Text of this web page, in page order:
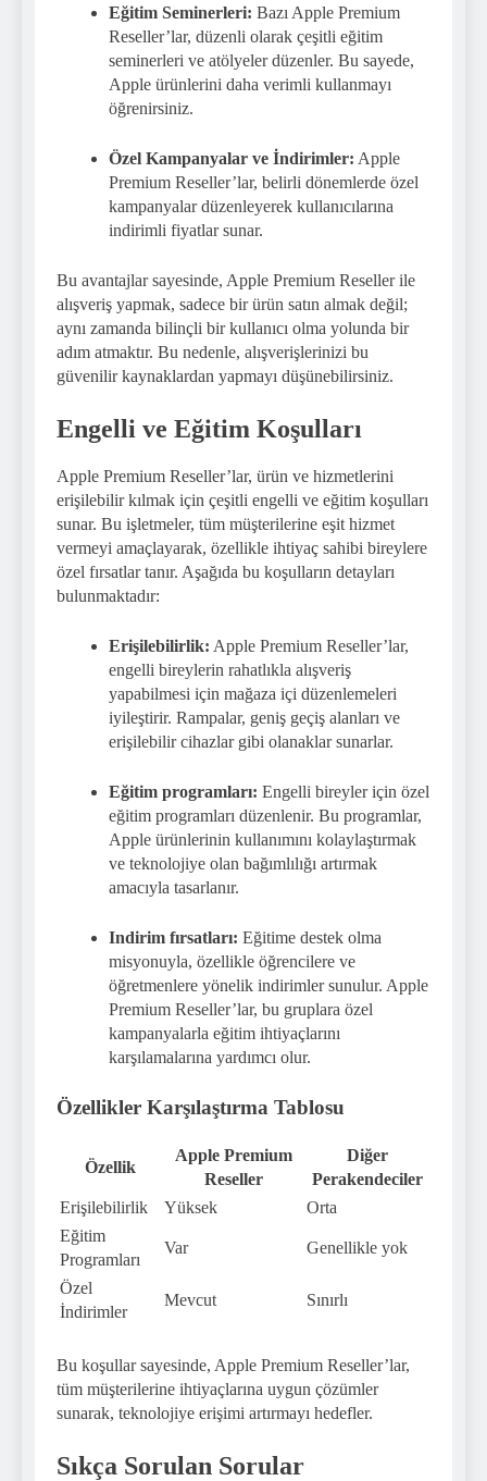
Eğitim Seminerleri: Bazı Apple Premium
Reseller’lar, düzenli olarak çeşitli eğitim
seminerleri ve atölyeler düzenler. Bu sayede,
Apple ürünlerini daha verimli kullanmayı
öğrenirsiniz.
Özel Kampanyalar ve İndirimler: Apple
Premium Reseller’lar, belirli dönemlerde özel
kampanyalar düzenleyerek kullanıcılarına
indirimli fiyatlar sunar.
Bu avantajlar sayesinde, Apple Premium Reseller ile
alışveriş yapmak, sadece bir ürün satın almak değil;
aynı zamanda bilinçli bir kullanıcı olma yolunda bir
adım atmaktır. Bu nedenle, alışverişlerinizi bu
güvenilir kaynaklardan yapmayı düşünebilirsiniz.
Engelli ve Eğitim Koşulları
Apple Premium Reseller’lar, ürün ve hizmetlerini
erişilebilir kılmak için çeşitli engelli ve eğitim koşulları
sunar. Bu işletmeler, tüm müşterilerine eşit hizmet
vermeyi amaçlayarak, özellikle ihtiyaç sahibi bireylere
özel fırsatlar tanır. Aşağıda bu koşulların detayları
bulunmaktadır:
Erişilebilirlik: Apple Premium Reseller’lar,
engelli bireylerin rahatlıkla alışveriş
yapabilmesi için mağaza içi düzenlemeleri
iyileştirir. Rampalar, geniş geçiş alanları ve
erişilebilir cihazlar gibi olanaklar sunarlar.
Eğitim programları: Engelli bireyler için özel
eğitim programları düzenlenir. Bu programlar,
Apple ürünlerinin kullanımını kolaylaştırmak
ve teknolojiye olan bağımlılığı artırmak
amacıyla tasarlanır.
Indirim fırsatları: Eğitime destek olma
misyonuyla, özellikle öğrencilere ve
öğretmenlere yönelik indirimler sunulur. Apple
Premium Reseller’lar, bu gruplara özel
kampanyalarla eğitim ihtiyaçlarını
karşılamalarına yardımcı olur.
Özellikler Karşılaştırma Tablosu
Özellik
Apple Premium
Reseller
Diğer
Perakendeciler
Erişilebilirlik
Yüksek
Orta
Eğitim
Programları
Var Genellikle yok
Özel
İndirimler
Mevcut Sınırlı
Bu koşullar sayesinde, Apple Premium Reseller’lar,
tüm müşterilerine ihtiyaçlarına uygun çözümler
sunarak, teknolojiye erişimi artırmayı hedefler.
Sıkça Sorulan Sorular